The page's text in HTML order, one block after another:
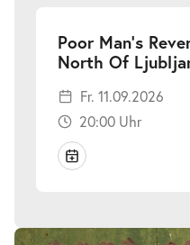
Poor Man's
North Of
Fr. 11.09.2026
20:00 Uhr